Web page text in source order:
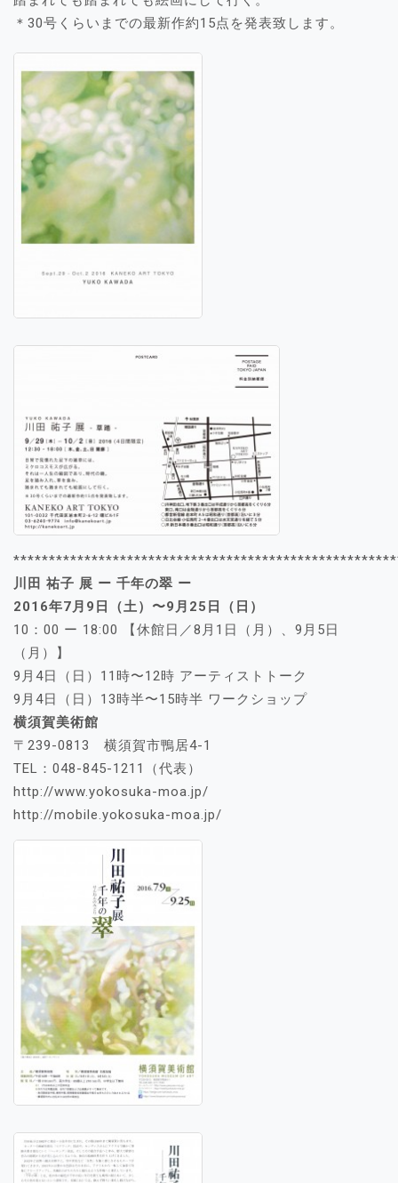
＊30号くらいまでの最新作約15点を発表致します。
川田 祐子 展 ー 千年の翠 ー
2016年7月9日（土）〜9月25日（日）
10：00 ー 18:00 【休館日／8月1日（月）、9月5日
（月）】
9月4日（日）11時〜12時 アーティストトーク
9月4日（日）13時半〜15時半 ワークショップ
横須賀美術館
〒239-0813 横須賀市鴨居4-1
TEL：048-845-1211（代表）
http://www.yokosuka-moa.jp/
http://mobile.yokosuka-moa.jp/